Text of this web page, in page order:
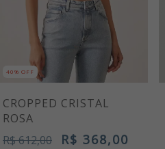
40% OFF
CROPPED CRISTAL
ROSA
R$ 612,00
R$ 368,00